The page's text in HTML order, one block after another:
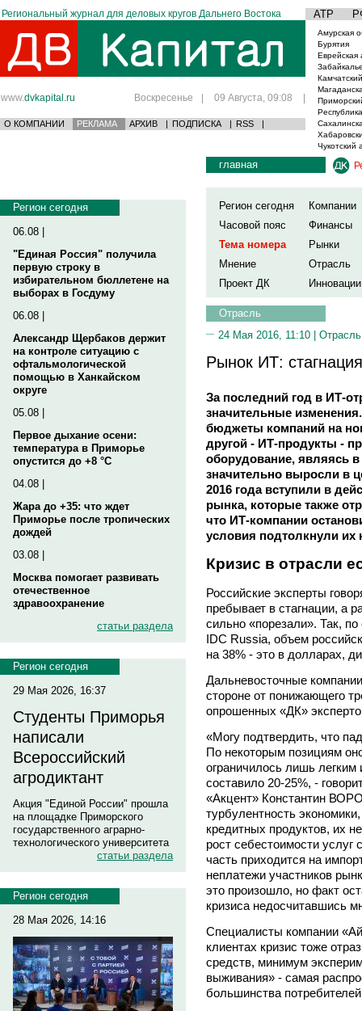
Региональный журнал для деловых кругов Дальнего Востока АТР
www.dvkapital.ru Воскресенье | 09 Августа, 09:08 |
О КОМПАНИИ РЕКЛАМА АРХИВ | ПОДПИСКА | RSS |
Амурская
Бурятия
Еврейская
Чукотский
Регион сегодня
06.08 |
"Единая Россия" получила
первую строку в
избирательном бюллетене на
выборах в Госдуму
06.08 |
Александр Щербаков держит
на контроле ситуацию с
офтальмологической
помощью в Ханкайском
округе
05.08 |
Первое дыхание осени:
температура в Приморье
опустится до +8 °C
04.08 |
Жара до +35: что ждет
Приморье после тропических
дождей
03.08 |
Москва помогает развивать
отечественное
здравоохранение
статьи раздела
Регион сегодня
29 Мая 2026, 16:37
Студенты Приморья
написали
Всероссийский
агродиктант
Акция "Единой России" прошла
на площадке Приморского
государственного аграрно-
технологического университета
статьи раздела
Регион сегодня
28 Мая 2026, 14:16
главная
Регион сегодня
Компании
Часовой пояс
Финансы
Тема номера
Рынки
Мнение
Отрасль
Проект ДК
Инновации
Отрасль
24 Мая 2016, 11:10 | Отрасль
Рынок ИТ:
За последний год в ИТ-
значительные
бюджеты компаний на
другой - ИТ-продукты -
оборудование, являясь
значительно выросли в
2016 года вступили в
рынка, которые также
что ИТ-компании
условия подтолкнули их
Кризис в отрасли
Российские эксперты
пребывает в стагнации, а
сильно «порезали». Так,
IDC Russia, объем
на 38% - это в долларах,
Дальневосточные
стороне от понижающего
опрошенных «ДК»
«Могу подтвердить, что
По некоторым позициям
ограничилось лишь
составило 20-25%, -
«Акцент» Константин
турбулентность
кредитных продуктов, их
рост себестоимости услуг
часть приходится на
неплатежи участников
это произошло, но факт
кризиса недосчитавшись
Специалисты компании
клиентах кризис тоже
средств, минимум
выживания» - самая
большинства